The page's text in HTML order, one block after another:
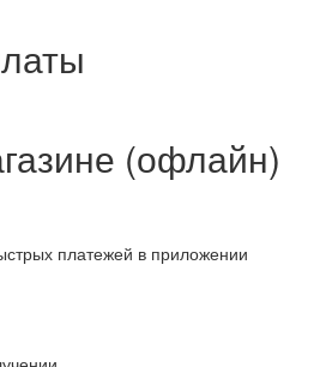
(офлайн)
платежей в приложении